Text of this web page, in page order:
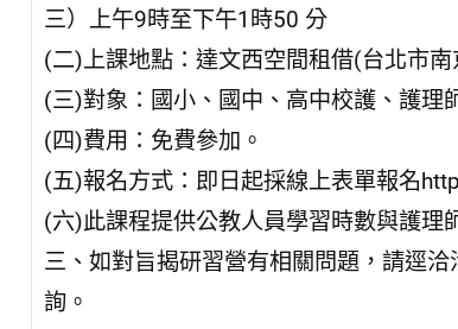
三）上午9時至下午1時50 分
(二)上課地點：達文西空間租借(台北市南
(三)對象：國小、國中、高中校護、護理
(四)費用：免費參加。
(五)報名方式：即日起採線上表單報名
(六)此課程提供公教人員學習時數與護理
三、如對旨揭研習營有相關問題，請逕
詢。